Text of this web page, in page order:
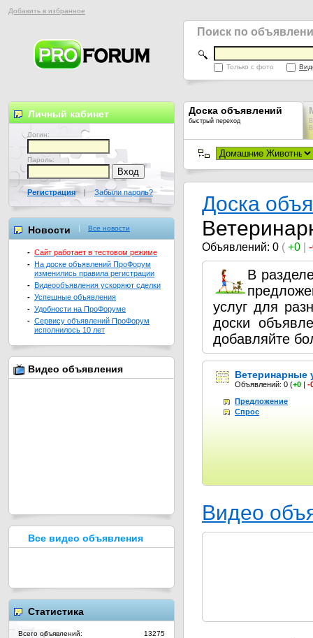
Добавить в избранное
Поиск по
Только с фото
Доска объявлений
быстрый переход
Доска
Объявлений: 0 ( +0 |
В
услуг для
доски
добавляйте
Ветеринарные
Объявлений: 0 (+0 | -
Предложение
Спрос
Видео
Личный кабинет
Логин:
Пароль:
Регистрация | Забыли пароль?
Новости Все новости
- Сайт работает в тестовом режиме
- На доске объявлений ПроФорум
изменились правила регистрации
- Видеообъявления ускоряют сделки
- Успешные объявления
- Удобности на ПроФоруме
- Сервису объявлений ПроФорум
исполнилось 10 лет
Видео объявления
Все видео объявления
Статистика
Всего объявлений:
13275